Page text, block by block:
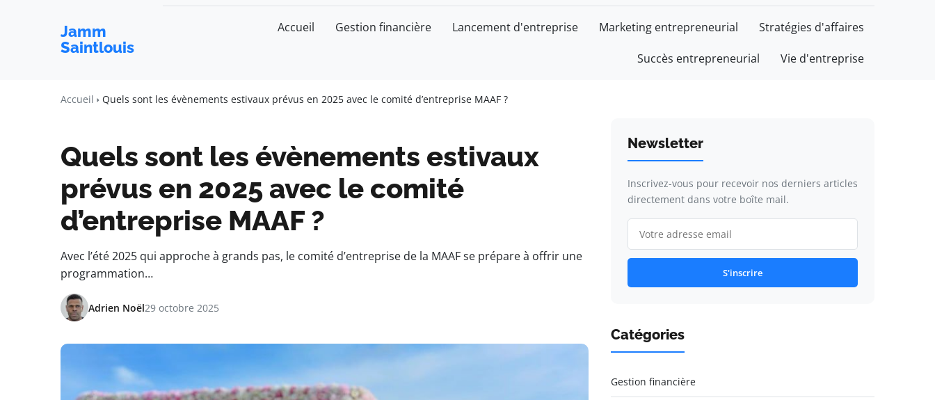
Jamm
Saintlouis
Accueil Gestion financière Lancement d'entreprise Marketing entrepreneurial Stratégies d'affaires
Succès entrepreneurial Vie d'entreprise
Accueil Quels sont les évènements estivaux prévus en 2025 avec le comité d’entreprise MAAF ?
Quels sont les évènements estivaux
prévus en 2025 avec le comité
d’entreprise MAAF ?
Avec l’été 2025 qui approche à grands pas, le comité d’entreprise de la MAAF se prépare à offrir une
programmation…
Adrien Noël29 octobre 2025
Newsletter
Inscrivez-vous pour recevoir nos derniers articles
directement dans votre boîte mail.
S'inscrire
Catégories
Gestion financière